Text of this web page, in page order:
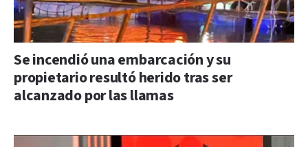
Se incendió una embarcación y su
propietario resultó herido tras ser
alcanzado por las llamas